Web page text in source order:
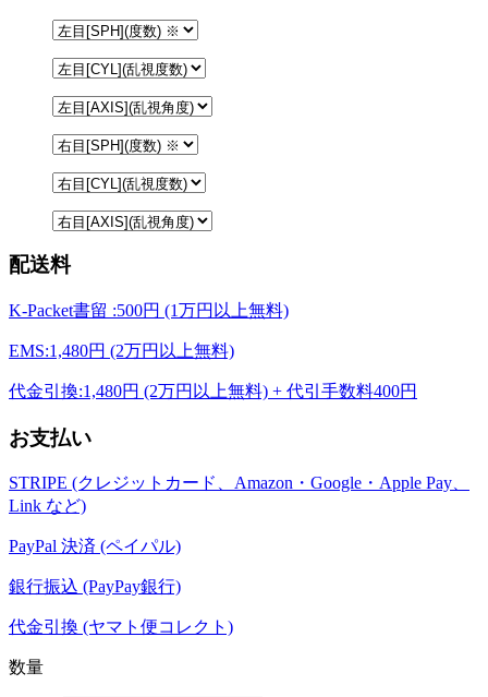
配送料
K-Packet書留 :500円 (1万円以上無料)
EMS:1,480円 (2万円以上無料)
代金引換:1,480円 (2万円以上無料) + 代引手数料400円
お支払い
STRIPE (クレジットカード、Amazon・Google・Apple Pay、
Link など)
PayPal 決済 (ペイパル)
銀行振込 (PayPay銀行)
代金引換 (ヤマト便コレクト)
数量